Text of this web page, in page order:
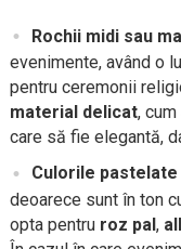
Rochii midi sau
evenimente, având o
pentru ceremonii
material delicat,
care să fie elegantă,
Culorile pastelate
deoarece sunt în ton
opta pentru roz pal,